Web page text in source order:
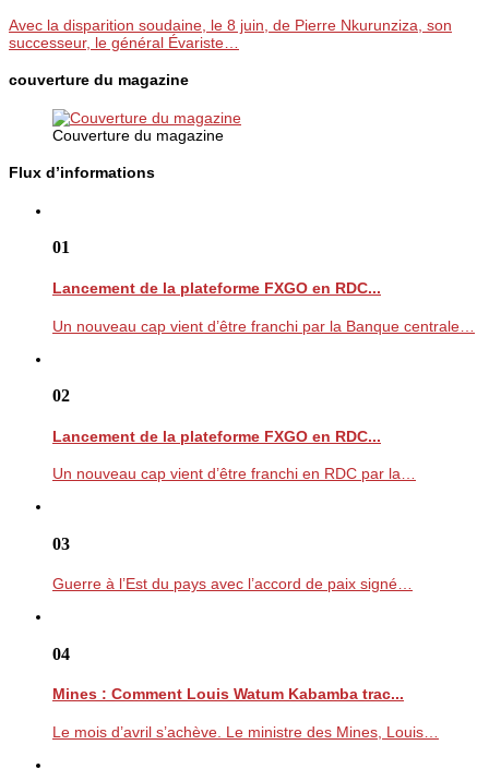
Avec la disparition soudaine, le 8 juin, de Pierre Nkurunziza, son
successeur, le général Évariste…
couverture du magazine
Couverture du magazine
Flux d’informations
01
Lancement de la plateforme FXGO en RDC...
Un nouveau cap vient d’être franchi par la Banque centrale…
02
Lancement de la plateforme FXGO en RDC...
Un nouveau cap vient d’être franchi en RDC par la…
03
Guerre à l’Est du pays avec l’accord de paix signé…
04
Mines : Comment Louis Watum Kabamba trac...
Le mois d’avril s’achève. Le ministre des Mines, Louis…